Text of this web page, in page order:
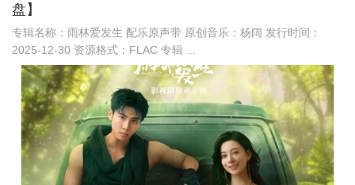
盘】
专辑名称：雨林爱发生 配乐原声带 原创音乐：杨阔 发行时间：
2025-12-30 资源格式：FLAC 专辑 ...